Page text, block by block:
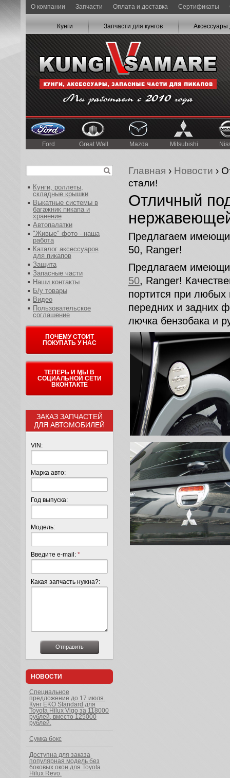
О компании Запчасти Оплата и доставка Сертификаты
Кунги Запчасти для кунгов Аксессуары
Ford Great Wall Mazda Mitsubishi
Главная › Новости ›
стали!
Отличный
Предлагаем
50, Ranger!
Предлагаем
50, Ranger!
портится при
передних и задних
лючка бензобака и
Кунги, роллеты,
складные крышки
Выкатные системы в
багажник пикапа и
хранение
Автопалатки
"Живые" фото - наша
работа
Каталог аксессуаров
для пикапов
Защита
Запасные части
Наши контакты
Б/у товары
Видео
Пользовательское
соглашение
ПОЧЕМУ СТОИТ
ПОКУПАТЬ У НАС
ТЕПЕРЬ И МЫ В
СОЦИАЛЬНОЙ СЕТИ
ВКОНТАКТЕ
ЗАКАЗ ЗАПЧАСТЕЙ
ДЛЯ АВТОМОБИЛЕЙ
VIN:
Марка авто:
Год выпуска:
Модель:
Введите e-mail: *
Какая запчасть нужна?:
НОВОСТИ
Специальное
предложение до 17 июля.
Кунг EKO Standard для
Toyota Hilux Vigo за 118000
рублей, вместо 125000
рублей.
Сумка бокс
Доступна для заказа
популярная модель без
боковых окон для Toyota
Hilux Revo.